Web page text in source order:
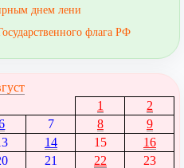
днем лени
флага РФ
1
2
7 8
9
14 15
16
21 22
23